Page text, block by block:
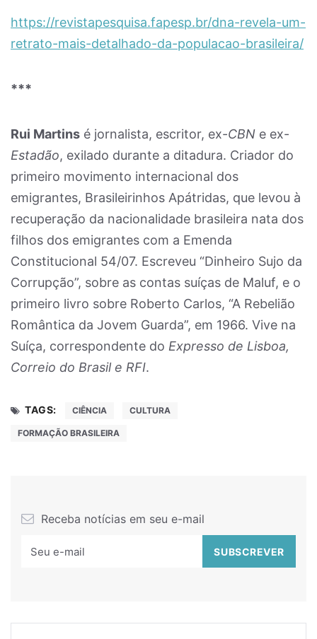
https://revistapesquisa.fapesp.br/dna-revela-um-
retrato-mais-detalhado-da-populacao-brasileira/
***
Rui Martins é jornalista, escritor, ex-CBN e ex-
Estadão, exilado durante a ditadura. Criador do
primeiro movimento internacional dos
emigrantes, Brasileirinhos Apátridas, que levou à
recuperação da nacionalidade brasileira nata dos
filhos dos emigrantes com a Emenda
Constitucional 54/07. Escreveu “Dinheiro Sujo da
Corrupção”, sobre as contas suíças de Maluf, e o
primeiro livro sobre Roberto Carlos, “A Rebelião
Romântica da Jovem Guarda”, em 1966. Vive na
Suíça, correspondente do Expresso de Lisboa,
Correio do Brasil e RFI.
TAGS: CIÊNCIA CULTURA
FORMAÇÃO BRASILEIRA
Receba notícias em seu e-mail